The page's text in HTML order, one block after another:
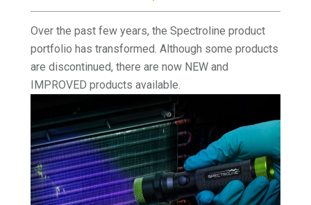
Over the past few years, the Spectroline product
portfolio has transformed. Although some products
are discontinued, there are now NEW and
IMPROVED products available.